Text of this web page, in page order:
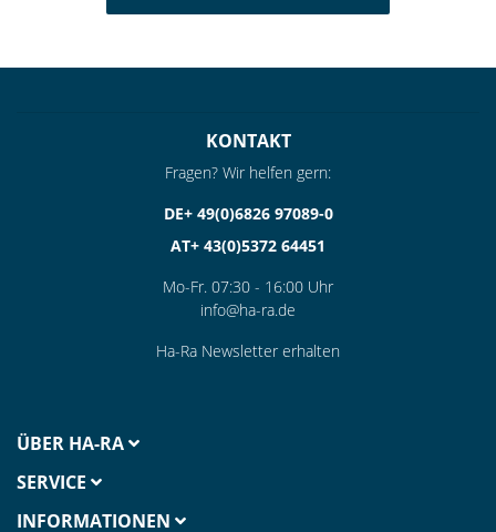
KONTAKT
Fragen? Wir helfen gern:
DE+ 49(0)6826 97089-0
AT+ 43(0)5372 64451
Mo-Fr. 07:30 - 16:00 Uhr
info@ha-ra.de
Ha-Ra Newsletter erhalten
ÜBER HA-RA
SERVICE
INFORMATIONEN